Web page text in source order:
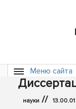
Меню сайта
науки //